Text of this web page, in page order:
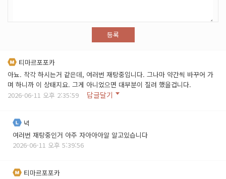
등록
티마르포포카
아뇨. 착각 하시는거 같은데, 여러번 재탕중입니다. 그나마 약간씩 바꾸어 가
며 하니까 이 상태지요. 그게 아니었으면 대부분이 질려 했을겁니다.
2026-06-11 오후 2:35:59
답글달기
녁
여러번 재탕중인거 아주 자아아아알 알고있습니다
2026-06-11 오후 5:39:56
티마르포포카